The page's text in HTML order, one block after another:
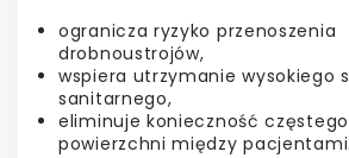
ogranicza ryzyko przenoszenia
drobnoustrojów,
wspiera utrzymanie wysokiego
sanitarnego,
eliminuje konieczność
powierzchni między pacjentami.